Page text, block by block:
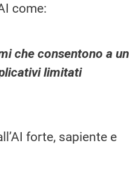
come:
che consentono a un
limitati
forte, sapiente e